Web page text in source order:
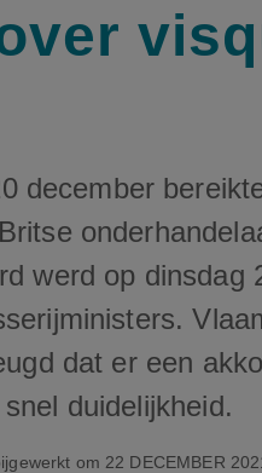
december
werd op dinsdag
dat er een
duidelijkheid.
om 22 DECEMBER